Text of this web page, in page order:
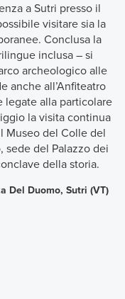
a Sutri presso il
visitare sia la
Conclusa la
inclusa – si
archeologico alle
anche all’Anfiteatro
legate alla particolare
la visita continua
Museo del Colle del
sede del Palazzo dei
della storia.
Del Duomo, Sutri (VT)